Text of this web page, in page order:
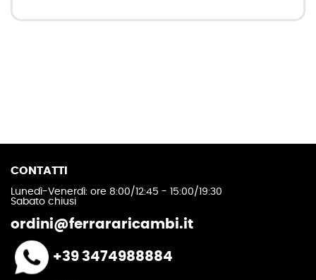
CONTATTI
Lunedì-Venerdì: ore 8:00/12:45 - 15:00/19:30
Sabato chiusi
ordini@ferrararicambi.it
+39 3474988884